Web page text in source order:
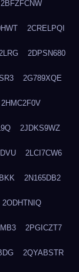
2BFZFCNW
2CRELPQI
2DPSN680
2G789XQE
2HMC2F0V
2JDKS9WZ
2LCI7CW6
2N165DB2
2ODHTNIQ
2PGICZT7
2QYABSTR